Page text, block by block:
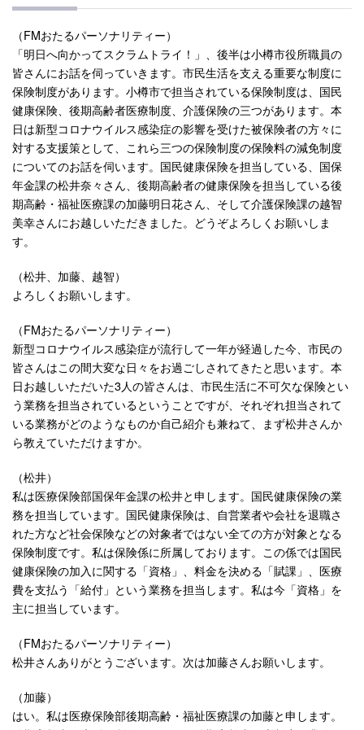
（FMおたるパーソナリティー）
「明日へ向かってスクラムトライ！」、後半は小樽市役所職員の
皆さんにお話を伺っていきます。市民生活を支える重要な制度に
保険制度があります。小樽市で担当されている保険制度は、国民
健康保険、後期高齢者医療制度、介護保険の三つがあります。本
日は新型コロナウイルス感染症の影響を受けた被保険者の方々に
対する支援策として、これら三つの保険制度の保険料の減免制度
についてのお話を伺います。国民健康保険を担当している、国保
年金課の松井奈々さん、後期高齢者の健康保険を担当している後
期高齢・福祉医療課の加藤明日花さん、そして介護保険課の越智
美幸さんにお越しいただきました。どうぞよろしくお願いしま
す。
（松井、加藤、越智）
よろしくお願いします。
（FMおたるパーソナリティー）
新型コロナウイルス感染症が流行して一年が経過した今、市民の
皆さんはこの間大変な日々をお過ごしされてきたと思います。本
日お越しいただいた3人の皆さんは、市民生活に不可欠な保険とい
う業務を担当されているということですが、それぞれ担当されて
いる業務がどのようなものか自己紹介も兼ねて、まず松井さんか
ら教えていただけますか。
（松井）
私は医療保険部国保年金課の松井と申します。国民健康保険の業
務を担当しています。国民健康保険は、自営業者や会社を退職さ
れた方など社会保険などの対象者ではない全ての方が対象となる
保険制度です。私は保険係に所属しております。この係では国民
健康保険の加入に関する「資格」、料金を決める「賦課」、医療
費を支払う「給付」という業務を担当します。私は今「資格」を
主に担当しています。
（FMおたるパーソナリティー）
松井さんありがとうございます。次は加藤さんお願いします。
（加藤）
はい。私は医療保険部後期高齢・福祉医療課の加藤と申します。